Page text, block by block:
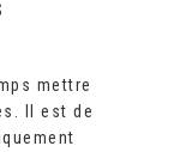
mettre
Il est de